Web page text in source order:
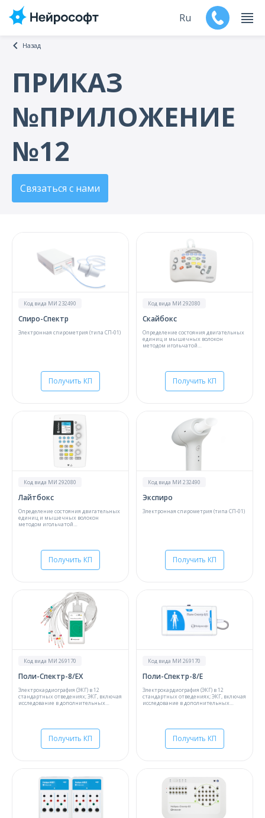
Продукты
Поддержка
О компании
Карьера
Ru
Назад
ПРИКАЗ
№ПРИЛОЖЕНИЕ
№12
Связаться с нами
Код вида МИ 232490
Спиро-Спектр
Электронная спирометрия (типа СП-01)
Получить КП
Код вида МИ 292080
Скайбокс
Определение состояния двигательных
единиц и мышечных волокон
методом игольчатой
по моторным и сенсорным волокнам
периферических нервов;Вызванные
потенциалы мозга одной модальности
Получить КП
Код вида МИ 292080
Лайтбокс
Определение состояния двигательных
единиц и мышечных волокон
методом игольчатой
по моторным и сенсорным волокнам
периферических нервов;Вызванные
потенциалы мозга одной модальности
Получить КП
Код вида МИ 232490
Экспиро
Электронная спирометрия (типа СП-01)
Получить КП
Код вида МИ 269170
Поли-Спектр-8/EX
Электрокардиография (ЭКГ) в 12
стандартных отведениях; ЭКГ, включая
исследование в дополнительных
Получить КП
Код вида МИ 269170
Поли-Спектр-8/Е
Электрокардиография (ЭКГ) в 12
стандартных отведениях; ЭКГ, включая
исследование в дополнительных
Получить КП